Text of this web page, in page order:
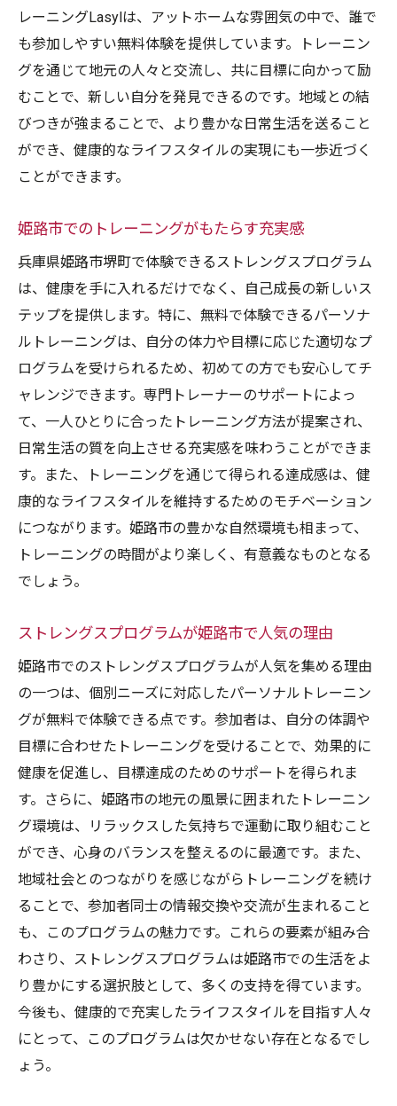
う
日常生活に取り入れる健康習慣
継続的なトレーニングで得られる健康効果
ストレングスプログラムがサポートする健
康管理
ライフスタイルの改善とその持続性
「パーソナルトレーニング 体験無料」で新た
な挑戦を始める
検索から始める新しいトレーニングの発見
体験の予約プロセスをスムーズに進める方
法
初めての体験に向けた準備のポイント
他の体験者のレビューを参考にする
パーソナルトレーニングの多様な可能性
新たな挑戦がもたらす自己成長
料体験
変化を恐れず新しい習慣を取り入れる
最初の一歩が未来を大きく変える
ストレングスプログラムで自己理解を深め
る
新たな可能性を探るためのリスクテイク
自分を変える意義とその影響
レーニングLasylは、アットホームな雰囲気の中で、誰で
も参加しやすい無料体験を提供しています。トレーニン
グを通じて地元の人々と交流し、共に目標に向かって励
むことで、新しい自分を発見できるのです。地域との結
びつきが強まることで、より豊かな日常生活を送ること
ができ、健康的なライフスタイルの実現にも一歩近づく
ことができます。
姫路市でのトレーニングがもたらす充実感
兵庫県姫路市堺町で体験できるストレングスプログラム
は、健康を手に入れるだけでなく、自己成長の新しいス
テップを提供します。特に、無料で体験できるパーソナ
ルトレーニングは、自分の体力や目標に応じた適切なプ
ログラムを受けられるため、初めての方でも安心してチ
ャレンジできます。専門トレーナーのサポートによっ
て、一人ひとりに合ったトレーニング方法が提案され、
日常生活の質を向上させる充実感を味わうことができま
す。また、トレーニングを通じて得られる達成感は、健
康的なライフスタイルを維持するためのモチベーション
につながります。姫路市の豊かな自然環境も相まって、
トレーニングの時間がより楽しく、有意義なものとなる
でしょう。
ストレングスプログラムが姫路市で人気の理由
姫路市でのストレングスプログラムが人気を集める理由
の一つは、個別ニーズに対応したパーソナルトレーニン
グが無料で体験できる点です。参加者は、自分の体調や
目標に合わせたトレーニングを受けることで、効果的に
健康を促進し、目標達成のためのサポートを得られま
す。さらに、姫路市の地元の風景に囲まれたトレーニン
グ環境は、リラックスした気持ちで運動に取り組むこと
ができ、心身のバランスを整えるのに最適です。また、
地域社会とのつながりを感じながらトレーニングを続け
ることで、参加者同士の情報交換や交流が生まれること
も、このプログラムの魅力です。これらの要素が組み合
わさり、ストレングスプログラムは姫路市での生活をよ
り豊かにする選択肢として、多くの支持を得ています。
今後も、健康的で充実したライフスタイルを目指す人々
にとって、このプログラムは欠かせない存在となるでし
ょう。